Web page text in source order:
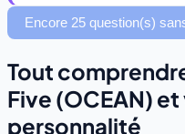
Encore 25 question(s)
Tout
Five (OCEAN)
personnalité